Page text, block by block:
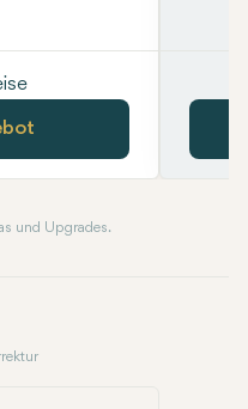
und Upgrades.